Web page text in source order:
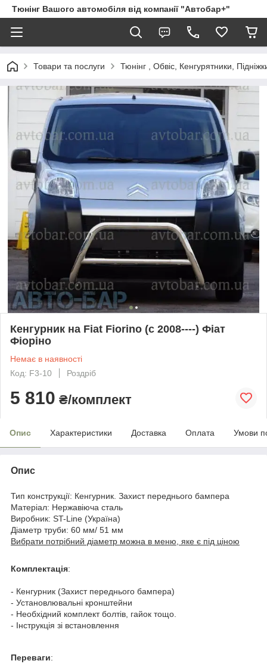
Тюнінг Вашого автомобіля від компанії "Автобар+"
Товари та послуги Тюнінг , Обвіс, Кенгурятники,
Кенгурник на Fiat Fiorino (c 2008----) Фіат
Фіоріно
Немає в наявності
Код: F3-10
Роздріб
5 810 ₴/комплект
Опис Характеристики Доставка Оплата Умови
Опис
Тип конструкції: Кенгурник. Захист переднього бампера
Матеріал: Нержавіюча сталь
Виробник: ST-Line (Україна)
Діаметр труби: 60 мм/ 51 мм
Вибрати потрібний діаметр можна в меню, яке є під ціною
Комплектація:
- Кенгурник (Захист переднього бампера)
- Установлювальні кронштейни
- Необхідний комплект болтів, гайок тощо.
- Інструкція зі встановлення
Переваги: